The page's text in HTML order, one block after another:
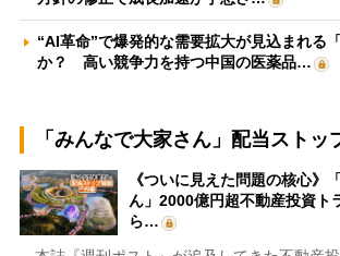
“AI革命”で爆発的な需要拡大が見込まれる
か？ 高い競争力を持つ中国の医薬品…
「みんなで大家さん」配当ストッ
《ついに見えた問題の核心》
ん」2000億円超不動産投資ト
ら…